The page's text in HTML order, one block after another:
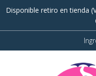
Disponible retiro en tienda